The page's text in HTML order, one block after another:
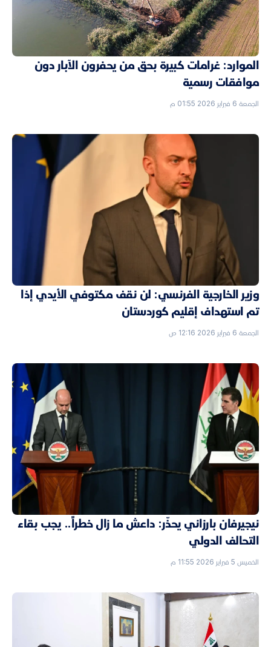
الموارد: غرامات كبيرة بحق من يحفرون الآبار دون
موافقات رسمية
الجمعة 6 فبراير 2026 01:55 م
وزير الخارجية الفرنسي: لن نقف مكتوفي الأيدي إذا
تم استهداف إقليم كوردستان
الجمعة 6 فبراير 2026 12:16 ص
نيجيرفان بارزاني يحذّر: داعش ما زال خطراً.. يجب بقاء
التحالف الدولي
الخميس 5 فبراير 2026 11:55 م